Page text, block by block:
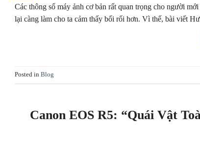
Các thông số máy ảnh cơ bản rất quan trọng cho người
lại càng làm cho ta cảm thấy bối rối hơn. Vì thế, bài viết
Posted in Blog
Canon EOS R5: “Quái Vật